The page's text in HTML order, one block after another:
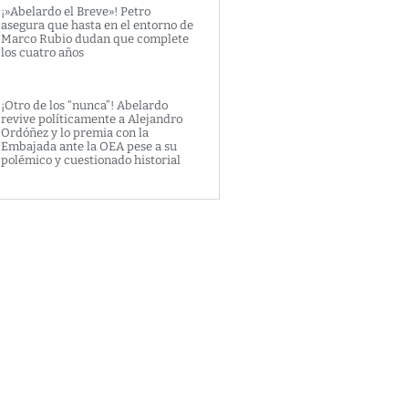
¡»Abelardo el Breve»! Petro
asegura que hasta en el entorno de
Marco Rubio dudan que complete
los cuatro años
¡Otro de los “nunca”! Abelardo
revive políticamente a Alejandro
Ordóñez y lo premia con la
Embajada ante la OEA pese a su
polémico y cuestionado historial